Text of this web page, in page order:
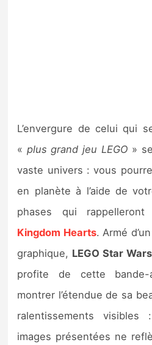
L’envergure de celui qui
« plus grand jeu LEGO »
vaste univers : vous
en planète à l’aide de
phases qui
Kingdom Hearts. Armé
graphique, LEGO Star
profite de cette bande-
montrer l’étendue de sa
ralentissements
images présentées ne